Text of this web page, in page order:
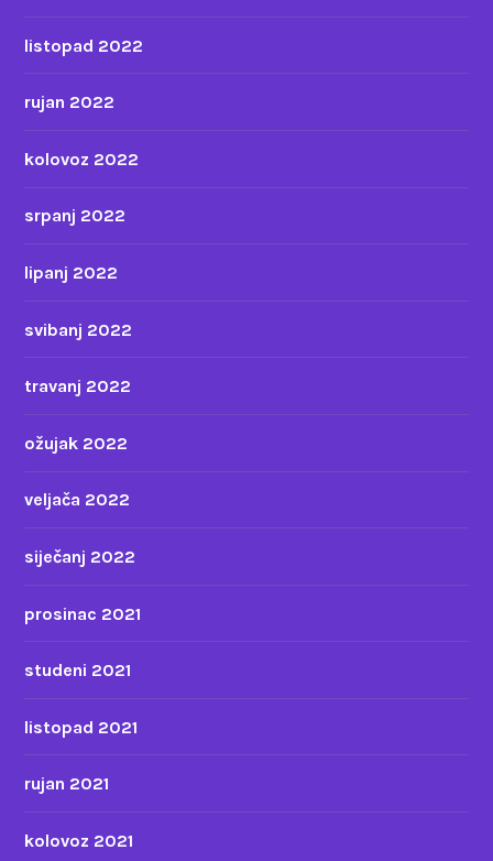
listopad 2022
rujan 2022
kolovoz 2022
srpanj 2022
lipanj 2022
svibanj 2022
travanj 2022
ožujak 2022
veljača 2022
siječanj 2022
prosinac 2021
studeni 2021
listopad 2021
rujan 2021
kolovoz 2021